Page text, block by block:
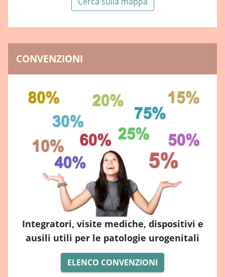
CONVENZIONI
Integratori, visite mediche, dispositivi e
ausili utili per le patologie urogenitali
ELENCO CONVENZIONI